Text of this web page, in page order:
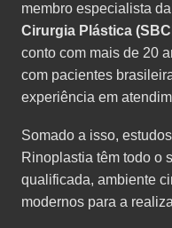
membro especialista da
Cirurgia Plástica
conto com mais de 20
com pacientes
experiência em
Somado a isso,
Rinoplastia têm todo o
qualificada, ambiente
modernos para a